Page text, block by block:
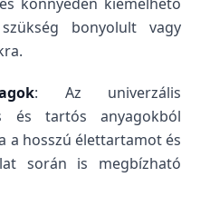
bonyolult vagy
: Az univerzális
és tartós anyagokból
a hosszú élettartamot és
során is megbízható